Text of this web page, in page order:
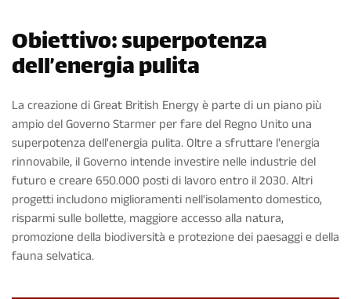
Obiettivo: superpotenza
dell’energia pulita
La creazione di Great British Energy è parte di un piano più
ampio del Governo Starmer per fare del Regno Unito una
superpotenza dell'energia pulita. Oltre a sfruttare l'energia
rinnovabile, il Governo intende investire nelle industrie del
futuro e creare 650.000 posti di lavoro entro il 2030. Altri
progetti includono miglioramenti nell'isolamento domestico,
risparmi sulle bollette, maggiore accesso alla natura,
promozione della biodiversità e protezione dei paesaggi e della
fauna selvatica.